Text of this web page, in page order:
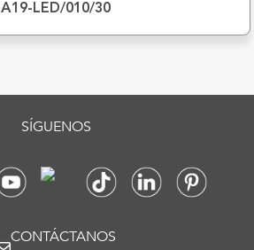
A19-LED/010/30
SÍGUENOS
CONTÁCTANOS